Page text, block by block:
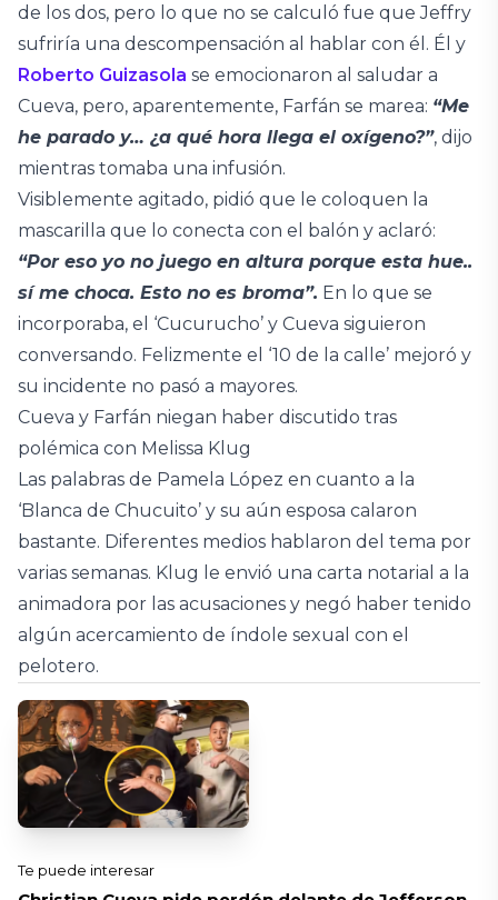
de los dos, pero lo que no se calculó fue que Jeffry
sufriría una descompensación al hablar con él. Él y
Roberto Guizasola se emocionaron al saludar a
Cueva, pero, aparentemente, Farfán se marea: “Me
he parado y… ¿a qué hora llega el oxígeno?”, dijo
mientras tomaba una infusión.
Visiblemente agitado, pidió que le coloquen la
mascarilla que lo conecta con el balón y aclaró:
“Por eso yo no juego en altura porque esta hue..
sí me choca. Esto no es broma”. En lo que se
incorporaba, el ‘Cucurucho’ y Cueva siguieron
conversando. Felizmente el ‘10 de la calle’ mejoró y
su incidente no pasó a mayores.
Cueva y Farfán niegan haber discutido tras
polémica con Melissa Klug
Las palabras de Pamela López en cuanto a la
‘Blanca de Chucuito’ y su aún esposa calaron
bastante. Diferentes medios hablaron del tema por
varias semanas. Klug le envió una carta notarial a la
animadora por las acusaciones y negó haber tenido
algún acercamiento de índole sexual con el
pelotero.
Te puede interesar